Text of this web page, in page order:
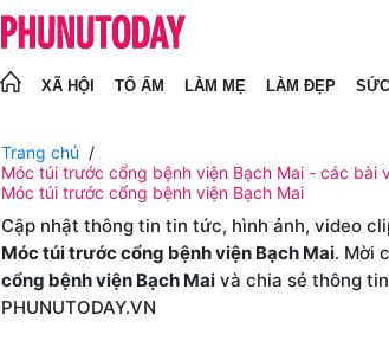
XÃ HỘI TỔ ẤM LÀM MẸ LÀM ĐẸP
Trang chủ
Móc túi trước cổng bệnh viện Bạch Mai - các
Móc túi trước cổng bệnh viện Bạch Mai
Cập nhật thông tin tin tức, hình ảnh, video
Móc túi trước cổng bệnh viện Bạch Mai. Mời
cổng bệnh viện Bạch Mai và chia sẻ thông tin
PHUNUTODAY.VN